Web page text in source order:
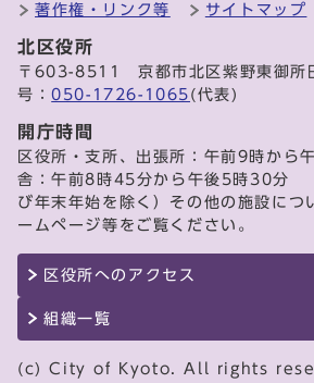
著作権・リンク等 サイトマップ
北区役所
〒603-8511 京都市北区紫野東御
号：050-1726-1065 (代表)
開庁時間
区役所・支所、出張所：午前9時か
舎：午前8時45分から午後5時30分
び年末年始を除く）その他の施設につ
ームページ等をご覧ください。
区役所へのアクセス
組織一覧
(c) City of Kyoto. All rights